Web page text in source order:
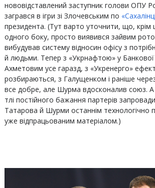
нововідставлений заступник голови ОПУ
загрався в ігри зі Злочевським по
президента. (Тут варто уточнити, що,
одного боку, просто виявився зайвим
вибудував систему відносин офісу з
й людьми. Тепер з «Укрнафтою» у Банкової
Ахметовим усе гаразд, з «Укренерго»
розбираються, з Галущенком і раніше
все добре, але Шурма вдосконалив союз. А
тлі постійного бажання партерів
Татарова й Шурми останнім технологічно
уже відпрацьованим матеріалом.)